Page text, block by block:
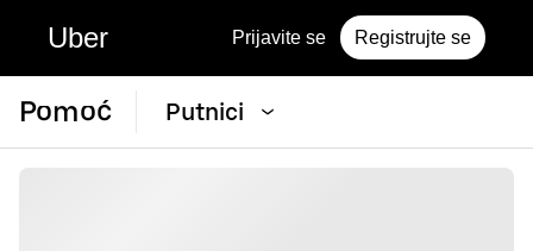
Uber Prijavite se Registrujte se
Pomoć Putnici